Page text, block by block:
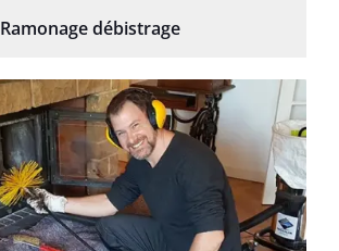
Ramonage débistrage